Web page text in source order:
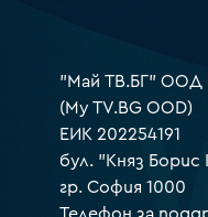
"Май ТВ.БГ" ООД
(My TV.BG OOD)
ЕИК 202254191
бул. "Княз
гр. София 1000
Телефон за